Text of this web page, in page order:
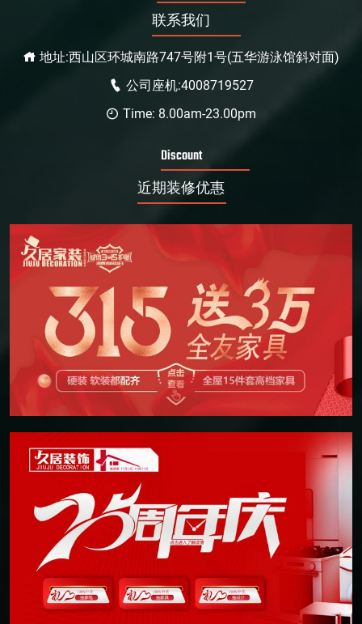
联系我们
地址:西山区环城南路747号附1号(五华游泳馆斜对面)
公司座机:4008719527
Time: 8.00am-23.00pm
Discount
近期装修优惠